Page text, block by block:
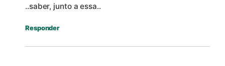
..saber, junto a essa..
Responder